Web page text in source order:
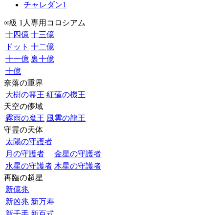
チャレダン1
∞級 1人専用コロシアム
十四億 十三億
ドット 十二億
十一億 裏十億
十億
奈落の重界
大樹の霊王 紅蓮の機王
天空の儚域
霧雨の魔王 風雲の龍王
守霊の天体
太陽の守護者
月の守護者
金星の守護者
水星の守護者 木星の守護者
再臨の超星
新億兆
新凶兆 新万寿